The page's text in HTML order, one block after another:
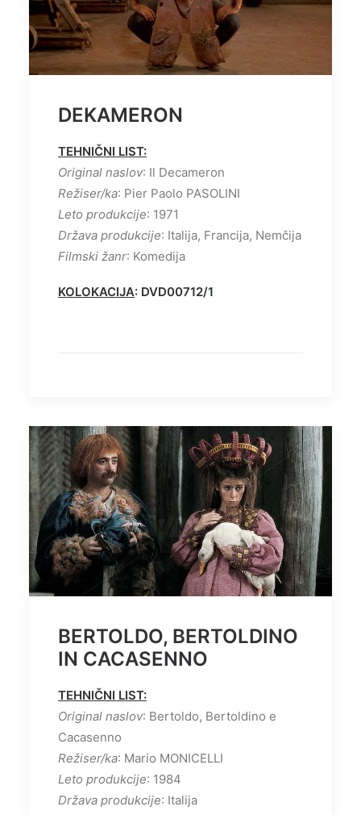
DEKAMERON
TEHNIČNI LIST:
Original naslov: Il Decameron
Režiser/ka: Pier Paolo PASOLINI
Leto produkcije: 1971
Država produkcije: Italija, Francija, Nemčija
Filmski žanr: Komedija
KOLOKACIJA: DVD00712/1
BERTOLDO, BERTOLDINO
IN CACASENNO
TEHNIČNI LIST:
Original naslov: Bertoldo, Bertoldino e
Cacasenno
Režiser/ka: Mario MONICELLI
Leto produkcije: 1984
Država produkcije: Italija